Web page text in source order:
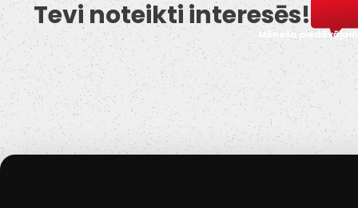
Tevi noteikti interesēs!
Mēneša piedāvājums